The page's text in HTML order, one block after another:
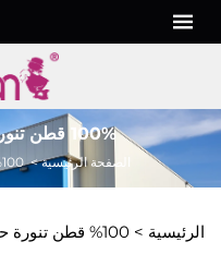
100% قطن تنورة حمام / ملابس حمام
الصفحة الرئيسية>100% قطن تنورة حمام / ملابس حمام
الرئيسية > 100% قطن تنورة حمام / ملابس حمام